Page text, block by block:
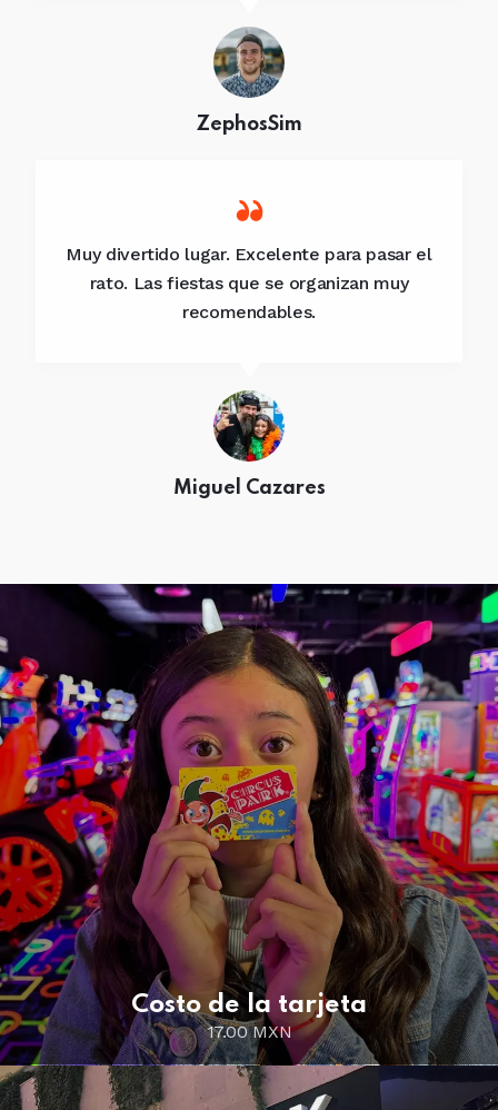
ZephosSim
Muy divertido lugar. Excelente para pasar el
rato. Las fiestas que se organizan muy
recomendables.
Miguel Cazares
Costo de la tarjeta
17.00 MXN